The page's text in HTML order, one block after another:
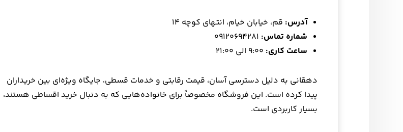
آدرس: قم، خیابان خیام، انتهای کوچه ۱۴
شماره تماس:
ساعت کاری:
دهقانی به دلیل دسترسی آسان، قیمت رقابتی و خدمات قسطی، جایگاه ویژه‌ای بین خریداران
پیدا کرده است. این فروشگاه مخصوصاً برای خانواده‌هایی که به دنبال خرید اقساطی هستند،
بسیار کاربردی است.